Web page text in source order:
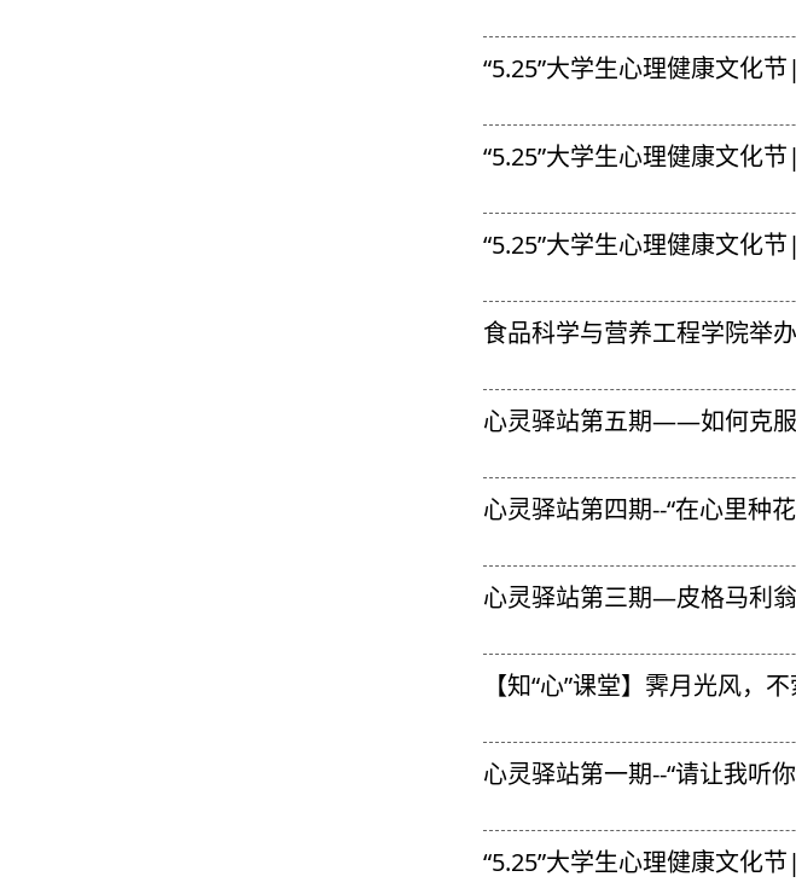
“5.25”大学生心理健康文化
“5.25”大学生心理健康文化
“5.25”大学生心理健康文化
食品科学与营养工程学院举办
心灵驿站第五期——如何克
心灵驿站第四期--“在心里种
心灵驿站第三期—皮格马利
【知“心”课堂】霁月光风，
心灵驿站第一期--“请让我听
“5.25”大学生心理健康文化